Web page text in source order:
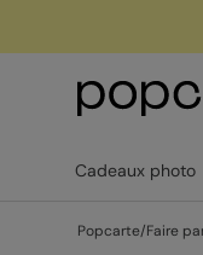
Cadeaux photo
Popcarte/Faire